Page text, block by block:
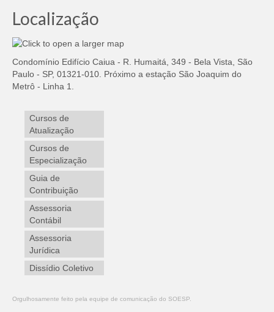
Localização
Condomínio Edifício Caiua - R. Humaitá, 349 - Bela Vista, São
Paulo - SP, 01321-010. Próximo a estação São Joaquim do
Metrô - Linha 1.
Cursos de
Atualização
Cursos de
Especialização
Guia de
Contribuição
Assessoria
Contábil
Assessoria
Jurídica
Dissídio Coletivo
Orgulhosamente feito pela equipe de comunicação do SOESP.